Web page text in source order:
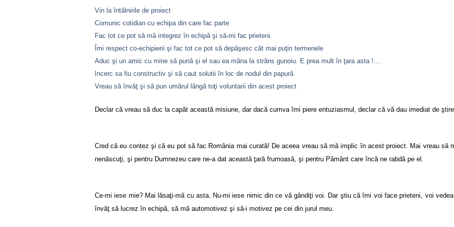
Vin la întâlnirile de proiect
Comunic cotidian cu echipa din care fac parte
Fac tot ce pot să mă integrez în echipă şi să-mi fac prieteni.
Îmi respect co-echipierii şi fac tot ce pot să depăşesc cât mai puţin termenele
Aduc şi un amic cu mine să pună şi el sau ea mâna la strâns gunoiu. E prea mult în ţara asta !….
Incerc sa fiu constructiv şi să caut solutii în loc de nodul din papură
Vreau să învăţ şi să pun umărul lângă toţi voluntarii din acest proiect
Declar că vreau să duc la capăt această misiune, dar dacă cumva îmi piere entuziasmul, declar că vă dau imediat de
Cred că eu contez şi că eu pot să fac România mai curată! De aceea vreau să mă implic în acest proiect. Mai vreau să
nenăscuţi, şi pentru Dumnezeu care ne-a dat această ţară frumoasă, şi pentru Pământ care încă ne rabdă pe el.
Ce-mi iese mie? Mai lăsaţi-mă cu asta. Nu-mi iese nimic din ce vă gândiţi voi. Dar ştiu că îmi voi face prieteni, voi
învăţ să lucrez în echipă, să mă automotivez şi să-i motivez pe cei din jurul meu.